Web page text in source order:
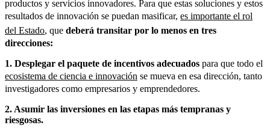
productos y servicios innovadores. Para que estas soluciones y estos
resultados de innovación se puedan masificar, es importante el rol
del Estado, que deberá transitar por lo menos en tres
direcciones:
1. Desplegar el paquete de incentivos adecuados para que todo el
ecosistema de ciencia e innovación se mueva en esa dirección, tanto
investigadores como empresarios y emprendedores.
2. Asumir las inversiones en las etapas más tempranas y
riesgosas.